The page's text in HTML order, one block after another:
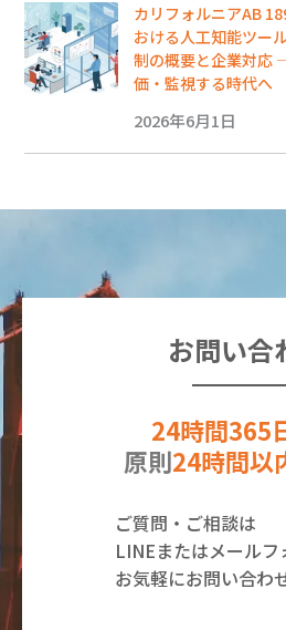
カリフォルニアAB
おける人工知能ツー
制の概要と企業対応
価・監視する時代へ
2026年6月1日
お問い合
24時間365
原則24時間以
ご質問・ご相談は
LINEまたはメールフ
お気軽にお問い合わ